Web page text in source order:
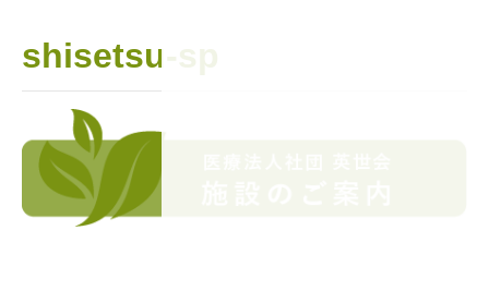
shisetsu-sp